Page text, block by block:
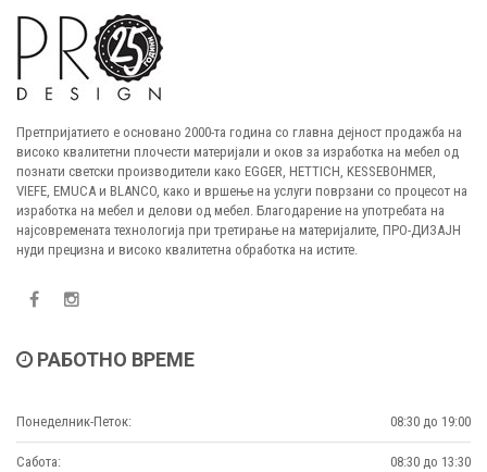
Претпријатието е основано 2000-та година со главна дејност продажба на
високо квалитетни плочести материјали и оков за изработка на мебел од
познати светски производители како EGGER, HETTICH, KESSEBOHMER,
VIEFE, EMUCA и BLANCO, како и вршење на услуги поврзани со процесот на
изработка на мебел и делови од мебел. Благодарение на употребата на
најсовремената технологија при третирање на материјалите, ПРО-ДИЗАЈН
нуди прецизна и високо квалитетна обработка на истите.
РАБОТНО ВРЕМЕ
Понеделник-Петок: 08:30 до 19:00
Сабота: 08:30 до 13:30